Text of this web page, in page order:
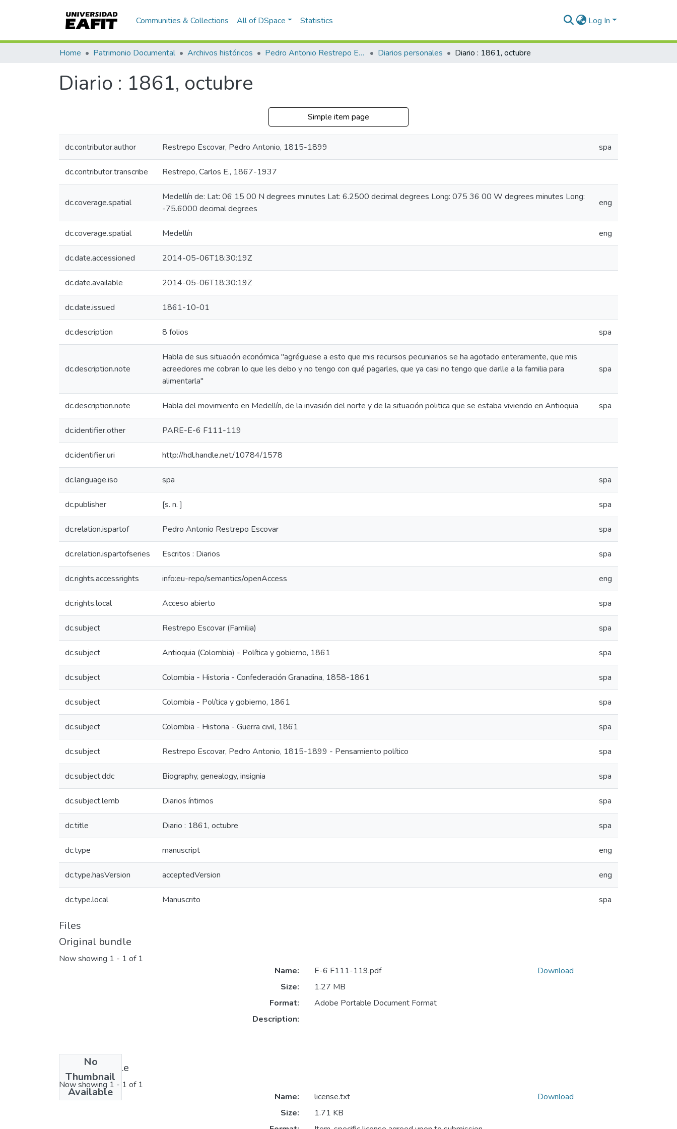
Communities & Collections All of DSpace Statistics Log In
Home Patrimonio Documental Archivos históricos Pedro Antonio Restrepo Escovar Diarios personales Diario : 1861, octubre
Diario : 1861, octubre
Simple item page
dc.contributor.author Restrepo Escovar, Pedro Antonio, 1815-1899 spa
dc.contributor.transcribe Restrepo, Carlos E., 1867-1937
dc.coverage.spatial
Medellín de: Lat: 06 15 00 N degrees minutes Lat: 6.2500 decimal degrees Long: 075 36 00 W degrees minutes Long:
-75.6000 decimal degrees
eng
dc.coverage.spatial Medellín eng
dc.date.accessioned 2014-05-06T18:30:19Z
dc.date.available 2014-05-06T18:30:19Z
dc.date.issued 1861-10-01
dc.description 8 folios spa
dc.description.note
Habla de sus situación económica "agréguese a esto que mis recursos pecuniarios se ha agotado enteramente, que mis
acreedores me cobran lo que les debo y no tengo con qué pagarles, que ya casi no tengo que darlle a la familia para
alimentarla"
spa
dc.description.note Habla del movimiento en Medellín, de la invasión del norte y de la situación politica que se estaba viviendo en Antioquia spa
dc.identifier.other PARE-E-6 F111-119
dc.identifier.uri http://hdl.handle.net/10784/1578
dc.language.iso spa spa
dc.publisher [s. n. ] spa
dc.relation.ispartof Pedro Antonio Restrepo Escovar spa
dc.relation.ispartofseries Escritos : Diarios spa
dc.rights.accessrights info:eu-repo/semantics/openAccess eng
dc.rights.local Acceso abierto spa
dc.subject Restrepo Escovar (Familia) spa
dc.subject Antioquia (Colombia) - Política y gobierno, 1861 spa
dc.subject Colombia - Historia - Confederación Granadina, 1858-1861 spa
dc.subject Colombia - Política y gobierno, 1861 spa
dc.subject Colombia - Historia - Guerra civil, 1861 spa
dc.subject Restrepo Escovar, Pedro Antonio, 1815-1899 - Pensamiento político spa
dc.subject.ddc Biography, genealogy, insignia spa
dc.subject.lemb Diarios íntimos spa
dc.title Diario : 1861, octubre spa
dc.type manuscript eng
dc.type.hasVersion acceptedVersion eng
dc.type.local Manuscrito spa
Files
Original bundle
Now showing 1 - 1 of 1
No
Thumbnail
Available
Name:
E-6 F111-119.pdf
Size:
1.27 MB
Format:
Adobe Portable Document Format
Description:
Download
License bundle
Now showing 1 - 1 of 1
Name:
license.txt
Size:
1.71 KB
Download